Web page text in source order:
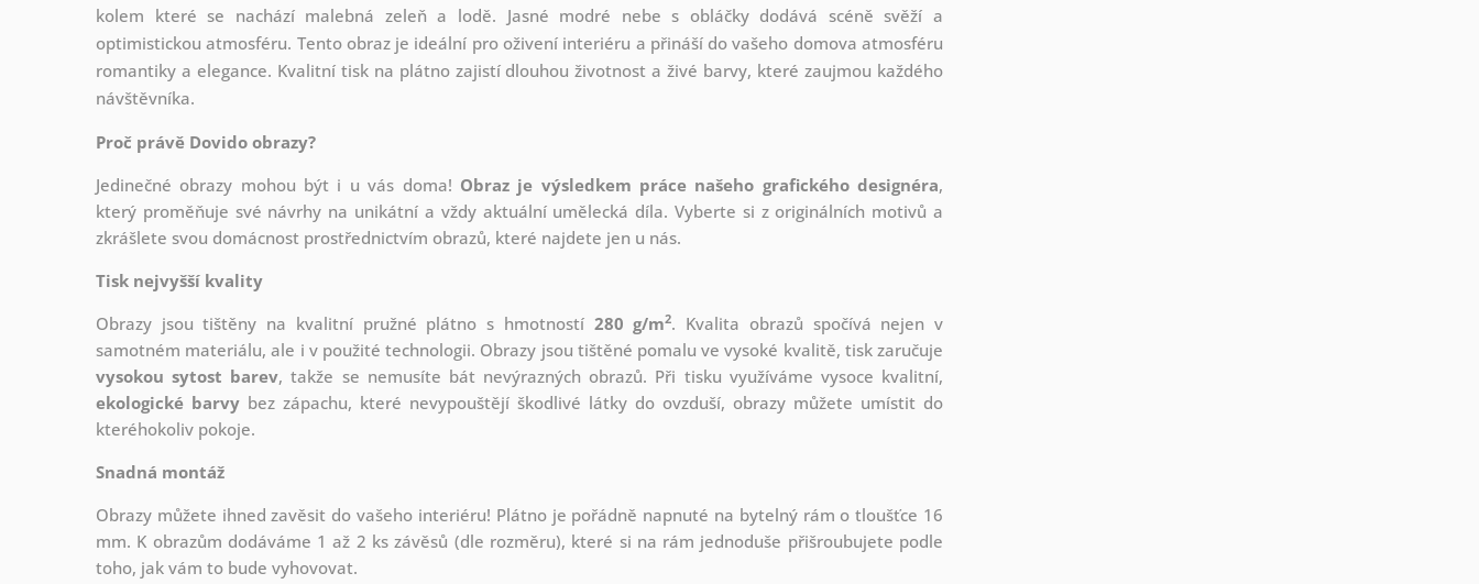
kolem které se nachází malebná zeleň a lodě. Jasné modré nebe s obláčky dodává scéně svěží a
optimistickou atmosféru. Tento obraz je ideální pro oživení interiéru a přináší do vašeho domova atmosféru
romantiky a elegance. Kvalitní tisk na plátno zajistí dlouhou životnost a živé barvy, které zaujmou každého
návštěvníka.
Proč právě Dovido obrazy?
Jedinečné obrazy mohou být i u vás doma! Obraz je výsledkem práce našeho grafického designéra,
který proměňuje své návrhy na unikátní a vždy aktuální umělecká díla. Vyberte si z originálních motivů a
zkrášlete svou domácnost prostřednictvím obrazů, které najdete jen u nás.
Tisk nejvyšší kvality
Obrazy jsou tištěny na kvalitní pružné plátno s hmotností 280 g/m2. Kvalita obrazů spočívá nejen v
samotném materiálu, ale i v použité technologii. Obrazy jsou tištěné pomalu ve vysoké kvalitě, tisk zaručuje
vysokou sytost barev, takže se nemusíte bát nevýrazných obrazů. Při tisku využíváme vysoce kvalitní,
ekologické barvy bez zápachu, které nevypouštějí škodlivé látky do ovzduší, obrazy můžete umístit do
kteréhokoliv pokoje.
Snadná montáž
Obrazy můžete ihned zavěsit do vašeho interiéru! Plátno je pořádně napnuté na bytelný rám o tloušťce 16
mm. K obrazům dodáváme 1 až 2 ks závěsů (dle rozměru), které si na rám jednoduše přišroubujete podle
toho, jak vám to bude vyhovovat.